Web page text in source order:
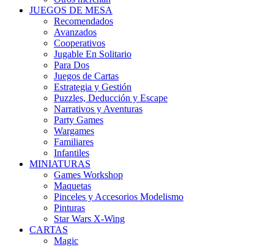
JUEGOS DE MESA
Recomendados
Avanzados
Cooperativos
Jugable En Solitario
Para Dos
Juegos de Cartas
Estrategia y Gestión
Puzzles, Deducción y Escape
Narrativos y Aventuras
Party Games
Wargames
Familiares
Infantiles
MINIATURAS
Games Workshop
Maquetas
Pinceles y Accesorios Modelismo
Pinturas
Star Wars X-Wing
CARTAS
Magic